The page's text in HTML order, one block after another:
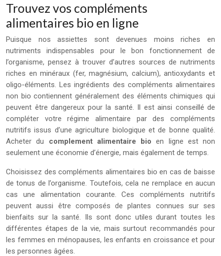
Trouvez vos compléments
alimentaires bio en ligne
Puisque nos assiettes sont devenues moins riches en
nutriments indispensables pour le bon fonctionnement de
l’organisme, pensez à trouver d’autres sources de nutriments
riches en minéraux (fer, magnésium, calcium), antioxydants et
oligo-éléments. Les ingrédients des compléments alimentaires
non bio contiennent généralement des éléments chimiques qui
peuvent être dangereux pour la santé. Il est ainsi conseillé de
compléter votre régime alimentaire par des compléments
nutritifs issus d’une agriculture biologique et de bonne qualité.
Acheter du complement alimentaire bio en ligne est non
seulement une économie d’énergie, mais également de temps.
Choisissez des compléments alimentaires bio en cas de baisse
de tonus de l’organisme. Toutefois, cela ne remplace en aucun
cas une alimentation courante. Ces compléments nutritifs
peuvent aussi être composés de plantes connues sur ses
bienfaits sur la santé. Ils sont donc utiles durant toutes les
différentes étapes de la vie, mais surtout recommandés pour
les femmes en ménopauses, les enfants en croissance et pour
les personnes âgées.